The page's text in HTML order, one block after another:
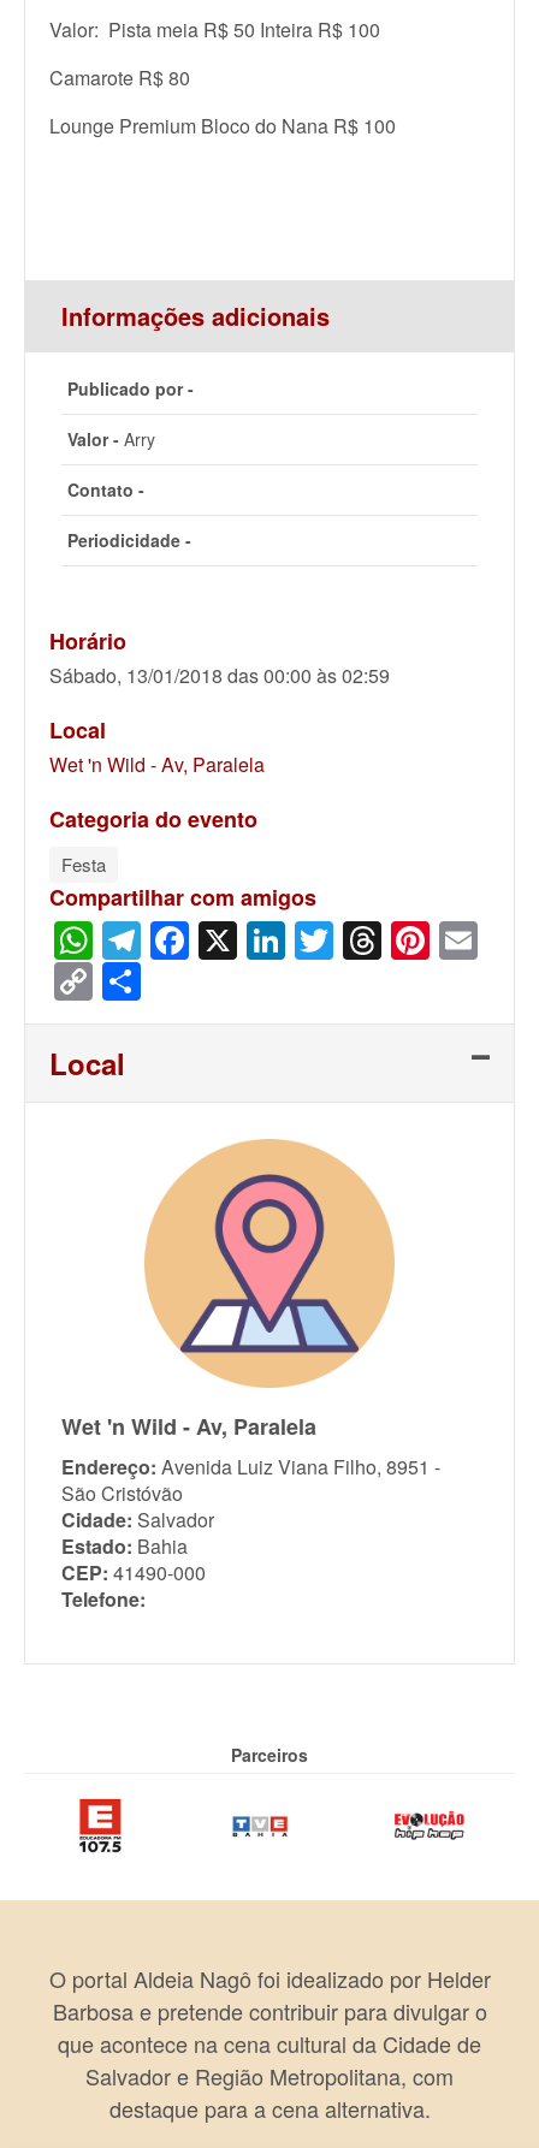
Valor: Pista meia R$ 50 Inteira R$ 100
Camarote R$ 80
Lounge Premium Bloco do Nana R$ 100
Informações adicionais
Publicado por -
Valor - Arry
Contato -
Periodicidade -
Horário
Sábado, 13/01/2018 das 00:00 às 02:59
Local
Wet 'n Wild - Av, Paralela
Categoria do evento
Festa
Compartilhar com amigos
WhatsApp
Telegram
Facebook
X LinkedIn
Twitter
Threads
Copy
Link
Local
Wet 'n Wild - Av, Paralela
Endereço: Avenida Luiz Viana Filho, 8951 -
São Cristóvão
Cidade: Salvador
Estado: Bahia
CEP: 41490-000
Telefone:
Parceiros
O portal Aldeia Nagô foi idealizado por Helder
Barbosa e pretende contribuir para divulgar o
que acontece na cena cultural da Cidade de
Salvador e Região Metropolitana, com
destaque para a cena alternativa.